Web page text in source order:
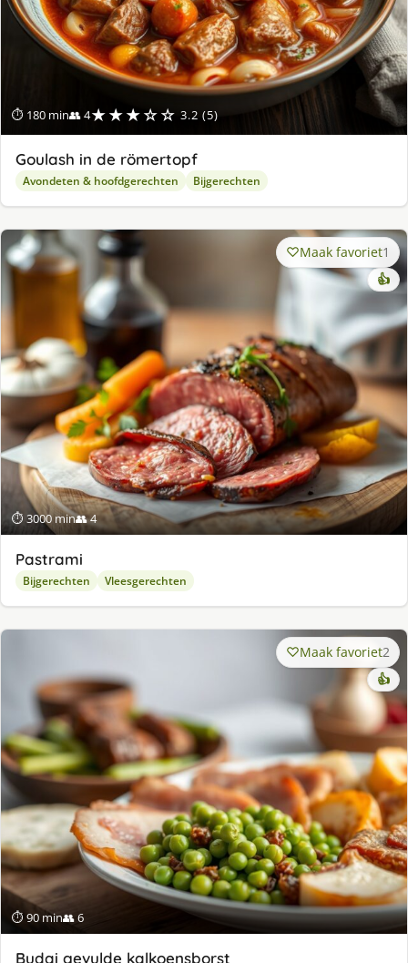
⏱ 180 min👥 4★★★☆☆ 3.2 (5)
Goulash in de römertopf
Avondeten & hoofdgerechten Bijgerechten
⏱ 3000 min👥 4
Maak favoriet1
👍
Pastrami
Bijgerechten Vleesgerechten
⏱ 90 min👥 6
Maak favoriet2
👍
Budai gevulde kalkoensborst